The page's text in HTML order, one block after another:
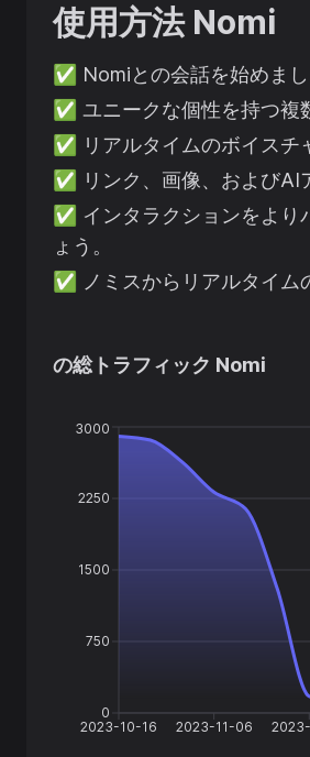
使用方法 Nomi
✅ Nomiとの会話を始めまし
✅ ユニークな個性を持つ複
✅ リアルタイムのボイスチ
✅ リンク、画像、およびAI
✅ インタラクションをより
ょう。
✅
ノミスからリアルタイム
の総トラフィック Nomi
2023-10-16 2023-11-06
0
750
1500
2250
3000